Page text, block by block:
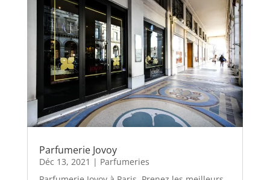
Parfumerie Jovoy
Déc 13, 2021 | Parfumeries